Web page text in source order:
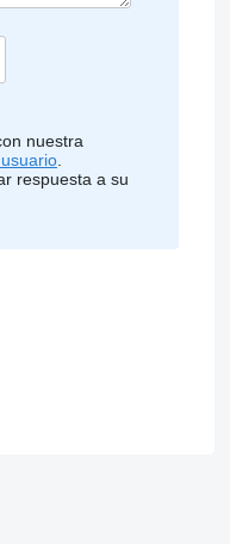
nuestra
respuesta a su